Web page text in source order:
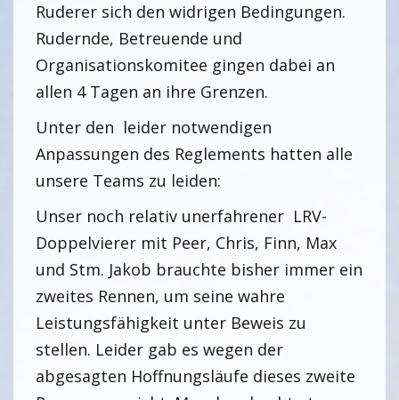
Ruderer sich den widrigen Bedingungen.
Rudernde, Betreuende und
Organisationskomitee gingen dabei an
allen 4 Tagen an ihre Grenzen.
Unter den leider notwendigen
Anpassungen des Reglements hatten alle
unsere Teams zu leiden:
Unser noch relativ unerfahrener LRV-
Doppelvierer mit Peer, Chris, Finn, Max
und Stm. Jakob brauchte bisher immer ein
zweites Rennen, um seine wahre
Leistungsfähigkeit unter Beweis zu
stellen. Leider gab es wegen der
abgesagten Hoffnungsläufe dieses zweite